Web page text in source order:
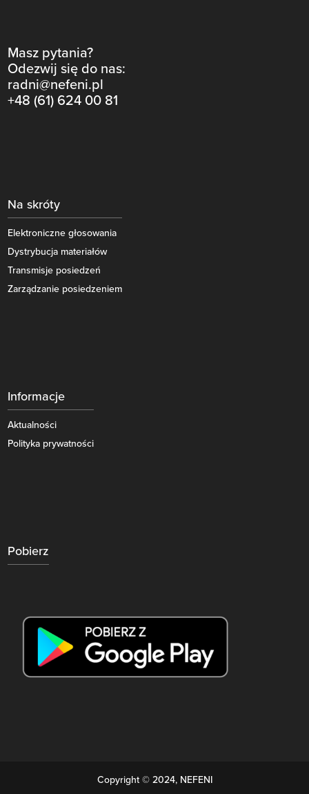
Masz pytania?
Odezwij się do nas:
radni@nefeni.pl
+48 (61) 624 00 81
Na skróty
Elektroniczne głosowania
Dystrybucja materiałów
Transmisje posiedzeń
Zarządzanie posiedzeniem
Informacje
Aktualności
Polityka prywatności
Pobierz
Copyright © 2024, NEFENI